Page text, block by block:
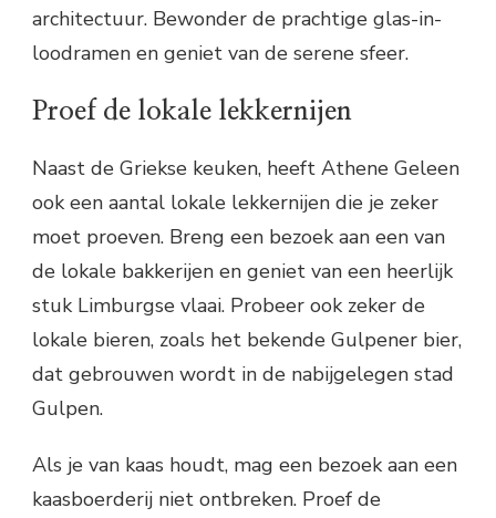
architectuur. Bewonder de prachtige glas-in-
loodramen en geniet van de serene sfeer.
Proef de lokale lekkernijen
Naast de Griekse keuken, heeft Athene Geleen
ook een aantal lokale lekkernijen die je zeker
moet proeven. Breng een bezoek aan een van
de lokale bakkerijen en geniet van een heerlijk
stuk Limburgse vlaai. Probeer ook zeker de
lokale bieren, zoals het bekende Gulpener bier,
dat gebrouwen wordt in de nabijgelegen stad
Gulpen.
Als je van kaas houdt, mag een bezoek aan een
kaasboerderij niet ontbreken. Proef de